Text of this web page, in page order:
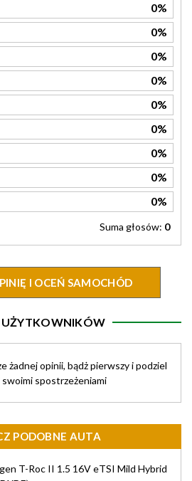
0%
0%
0%
0%
0%
0%
0%
0%
0%
Suma głosów: 0
I OCEŃ SAMOCHÓD
UŻYTKOWNIKÓW
żadnej opinii, bądż pierwszy i podziel
swoimi spostrzeżeniami
PODOBNE AUTA
T-Roc II 1.5 16V eTSI Mild Hybrid